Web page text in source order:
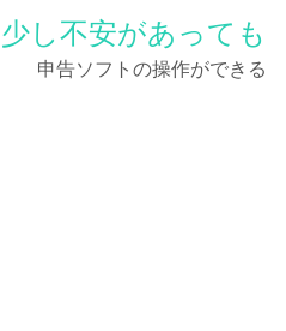
少し不安があっても
申告ソフトの操作ができる